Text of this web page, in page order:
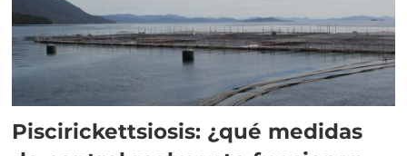
Piscirickettsiosis: ¿qué medidas